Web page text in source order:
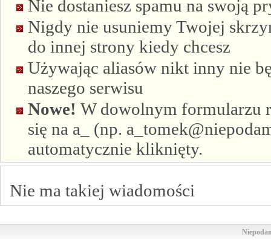
Nie dostaniesz spamu na swoją
Nigdy nie usuniemy Twojej
do innej strony kiedy chcesz
Używając aliasów nikt inny nie
naszego serwisu
Nowe! W dowolnym formularzu
się na a_ (np.
automatycznie kliknięty.
Nie ma takiej wiadomości